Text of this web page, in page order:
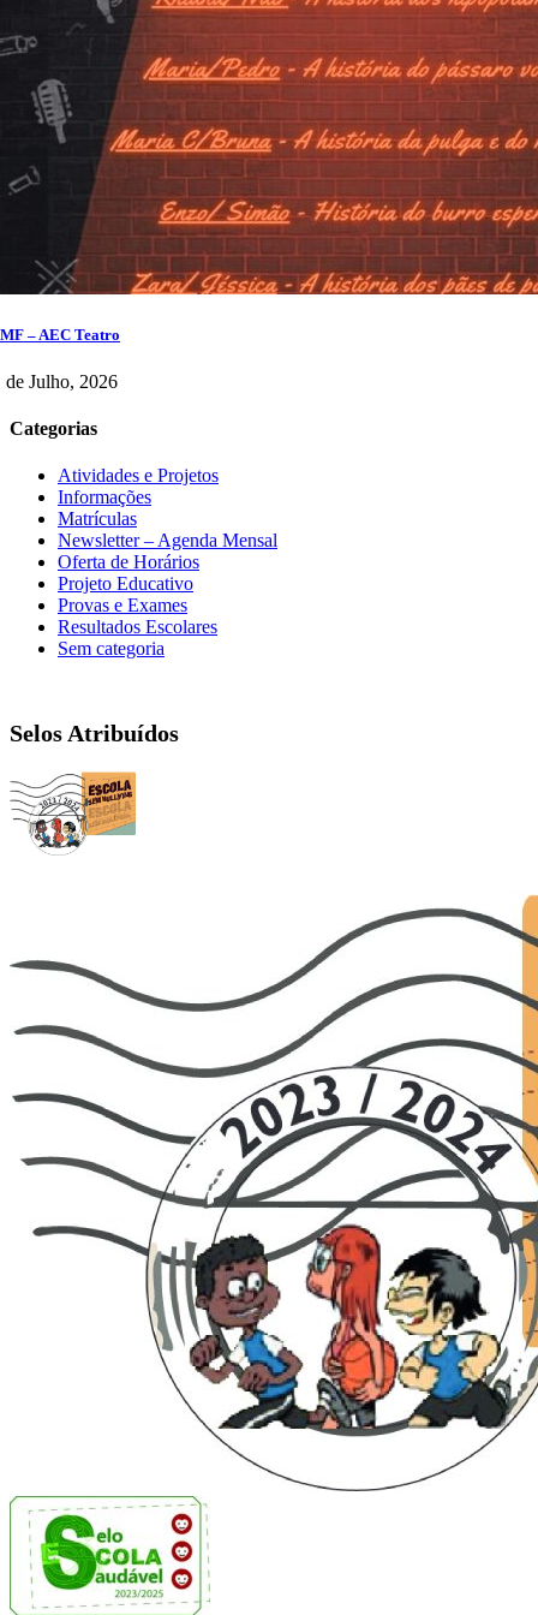
– AEC Teatro
de Julho, 2026
Categorias
Atividades e Projetos
Informações
Matrículas
Newsletter – Agenda Mensal
Oferta de Horários
Projeto Educativo
Provas e Exames
Resultados Escolares
Sem categoria
Selos Atribuídos